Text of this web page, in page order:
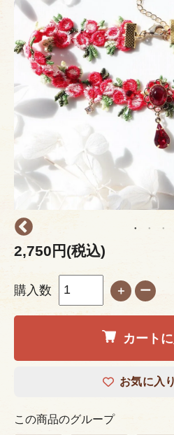
2,750円(税込)
購入数 ＋ ー
カート
お気に入
この商品のグループ